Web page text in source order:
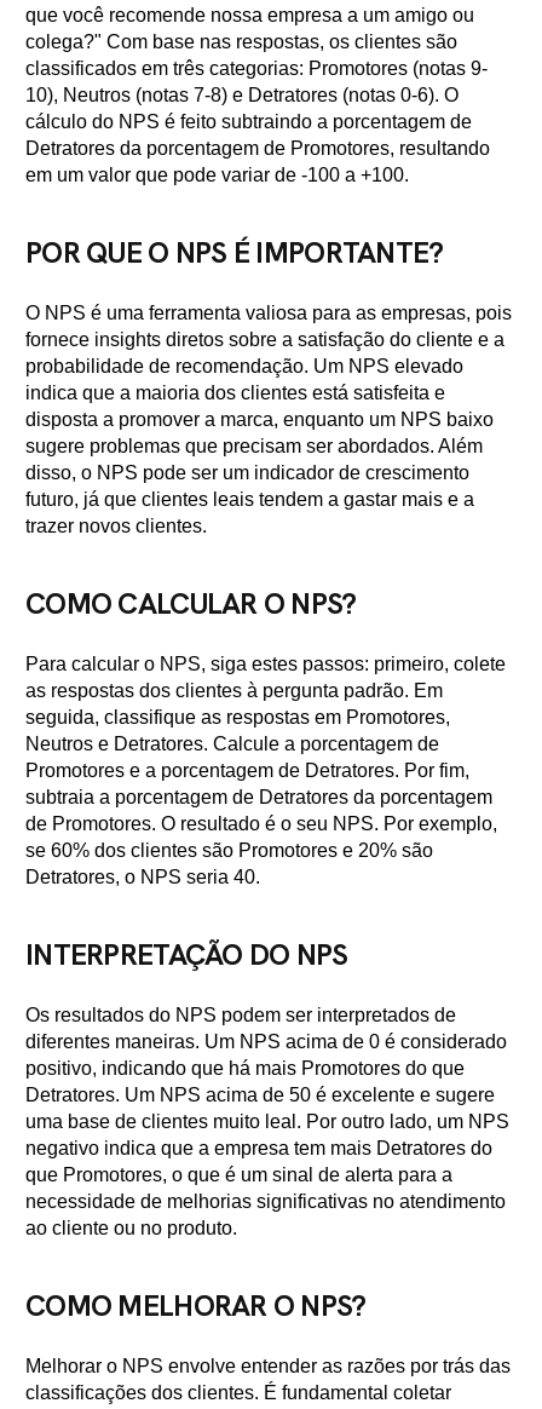
que você recomende nossa empresa a um amigo ou
colega?" Com base nas respostas, os clientes são
classificados em três categorias: Promotores (notas 9-
10), Neutros (notas 7-8) e Detratores (notas 0-6). O
cálculo do NPS é feito subtraindo a porcentagem de
Detratores da porcentagem de Promotores, resultando
em um valor que pode variar de -100 a +100.
POR QUE O NPS É IMPORTANTE?
O NPS é uma ferramenta valiosa para as empresas, pois
fornece insights diretos sobre a satisfação do cliente e a
probabilidade de recomendação. Um NPS elevado
indica que a maioria dos clientes está satisfeita e
disposta a promover a marca, enquanto um NPS baixo
sugere problemas que precisam ser abordados. Além
disso, o NPS pode ser um indicador de crescimento
futuro, já que clientes leais tendem a gastar mais e a
trazer novos clientes.
COMO CALCULAR O NPS?
Para calcular o NPS, siga estes passos: primeiro, colete
as respostas dos clientes à pergunta padrão. Em
seguida, classifique as respostas em Promotores,
Neutros e Detratores. Calcule a porcentagem de
Promotores e a porcentagem de Detratores. Por fim,
subtraia a porcentagem de Detratores da porcentagem
de Promotores. O resultado é o seu NPS. Por exemplo,
se 60% dos clientes são Promotores e 20% são
Detratores, o NPS seria 40.
INTERPRETAÇÃO DO NPS
Os resultados do NPS podem ser interpretados de
diferentes maneiras. Um NPS acima de 0 é considerado
positivo, indicando que há mais Promotores do que
Detratores. Um NPS acima de 50 é excelente e sugere
uma base de clientes muito leal. Por outro lado, um NPS
negativo indica que a empresa tem mais Detratores do
que Promotores, o que é um sinal de alerta para a
necessidade de melhorias significativas no atendimento
ao cliente ou no produto.
COMO MELHORAR O NPS?
Melhorar o NPS envolve entender as razões por trás das
classificações dos clientes. É fundamental coletar